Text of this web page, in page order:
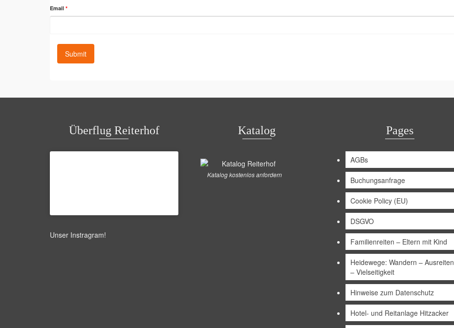
Email *
Überflug Reiterhof
Unser Instragram!
Katalog
Katalog kostenlos anfordern
Pages
AGBs
Buchungsanfrage
Cookie Policy (EU)
DSGVO
Familienreiten – Eltern mit Kind
Heidewege: Wandern – Ausreiten
– Vielseitigkeit
Hinweise zum Datenschutz
Hotel- und Reitanlage Hitzacker